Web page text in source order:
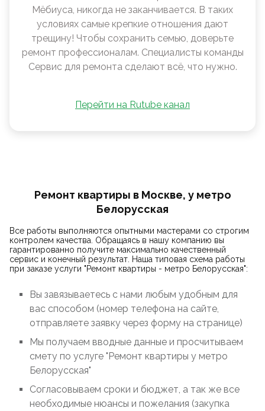
Мëбиуса, никогда не заканчивается. В таких
условиях самые крепкие отношения дают
трещину! Чтобы сохранить семью, доверьте
ремонт профессионалам. Специалисты команды
Сервис для ремонта сделают всё, что нужно.
Перейти на Rutube канал
Ремонт квартиры в Москве, у метро
Белорусская
Все работы выполняются опытными мастерами со строгим
контролем качества. Обращаясь в нашу компанию вы
гарантированно получите максимально качественный
сервис и конечный результат. Наша типовая схема работы
при заказе услуги "Ремонт квартиры - метро Белорусская":
Вы завязываетесь с нами любым удобным для
вас способом (номер телефона на сайте,
отправляете заявку через форму на странице)
Мы получаем вводные данные и просчитываем
смету по услуге "Ремонт квартиры у метро
Белорусская"
Согласовываем сроки и бюджет, а так же все
необходимые нюансы и пожелания (закупка